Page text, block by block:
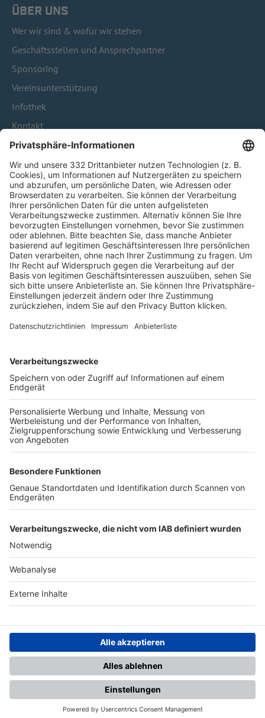
ÜBER UNS
Wer wir sind & wofür wir stehen
Geschäftsstellen und Ansprechpartner
Sponsoring
Vereinsunterstützung
Infothek
Kontakt
HÄUFIG BESUCHTE SEITEN
Pässe und Vereinswechsel
Trainerausbildung
Schulungsangebot Vereinsmitarbeiter
BFV-Geschäftsstellen
Trainerbörse
Login SpielPlus
FOLGE DEM BFV
TOP-VEREINE
TOP-PARTNER
Nutzungsbedingungen Datenschutz Impressum